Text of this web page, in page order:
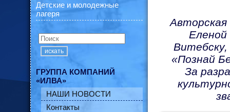
Детские и молодежные
лагеря
искать
ГРУППА КОМПАНИЙ
«ИЛВА»
НАШИ НОВОСТИ
Контакты
Авторская
Еленой
Витебску,
«Познай
За